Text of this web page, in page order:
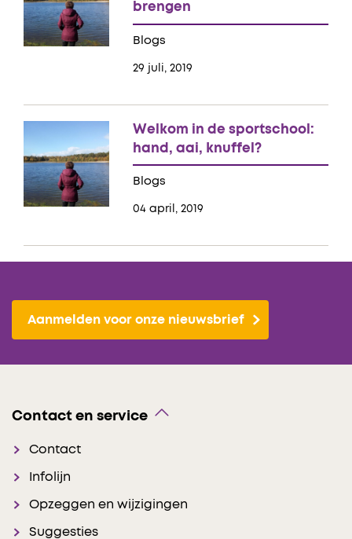
29 juli, 2019
Blogs
brengen
04 april, 2019
Blogs
Welkom in de sportschool:
hand, aai, knuffel?
Aanmelden voor onze nieuwsbrief
Contact en service
Contact
Infolijn
Opzeggen en wijzigingen
Suggesties